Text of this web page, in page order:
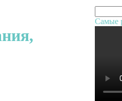
Самые